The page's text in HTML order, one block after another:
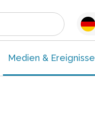
Medien & Ereignisse